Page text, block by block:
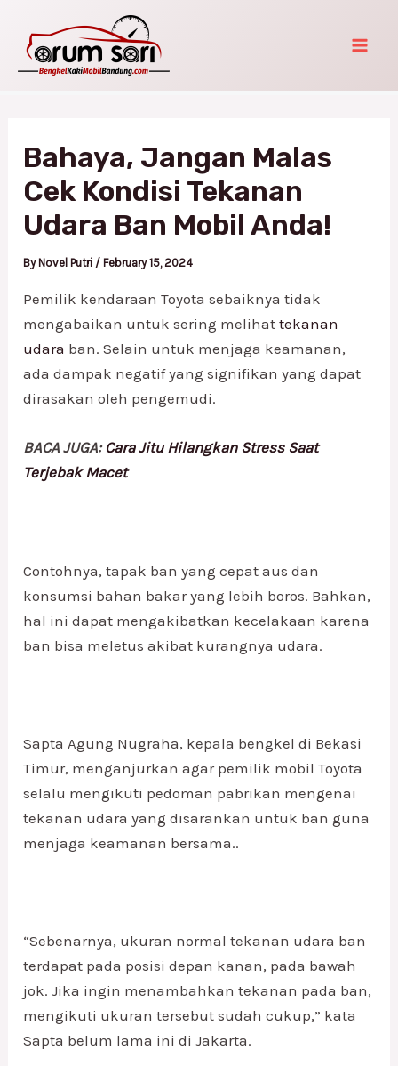
content
Bahaya, Jangan Malas
Cek Kondisi Tekanan
Udara Ban Mobil Anda!
By Novel Putri / February 15, 2024
Pemilik kendaraan Toyota sebaiknya tidak
mengabaikan untuk sering melihattekanan
udara ban. Selain untuk menjaga keamanan,
ada dampak negatif yang signifikan yang dapat
dirasakan oleh pengemudi.
BACA JUGA: Cara Jitu Hilangkan Stress Saat
Terjebak Macet
Contohnya, tapak ban yang cepat aus dan
konsumsi bahan bakar yang lebih boros. Bahkan,
hal ini dapat mengakibatkan kecelakaan karena
ban bisa meletus akibat kurangnya udara.
Sapta Agung Nugraha, kepala bengkel di Bekasi
Timur, menganjurkan agar pemilik mobil Toyota
selalu mengikuti pedoman pabrikan mengenai
tekanan udara yang disarankan untuk ban guna
menjaga keamanan bersama..
“Sebenarnya, ukuran normal tekanan udara ban
terdapat pada posisi depan kanan, pada bawah
jok. Jika ingin menambahkan tekanan pada ban,
mengikuti ukuran tersebut sudah cukup,” kata
Sapta belum lama ini di Jakarta.
navigation